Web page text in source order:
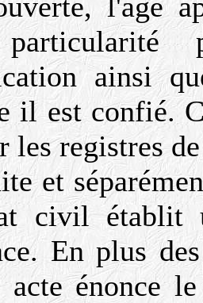
ainsi
il est confié.
les registres
et
civil établit
En plus
acte énonce